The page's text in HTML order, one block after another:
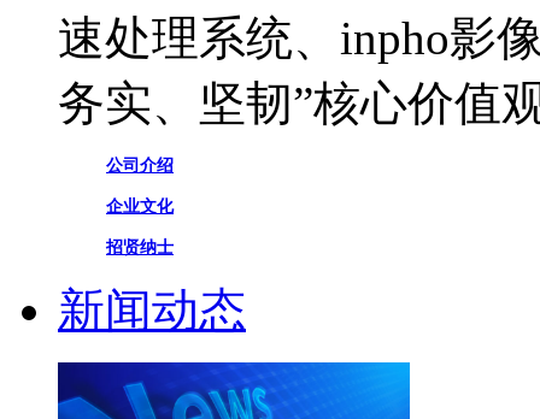
速处理系统、inpho影
务实、坚韧”核心价值
公司介绍
企业文化
招贤纳士
新闻动态